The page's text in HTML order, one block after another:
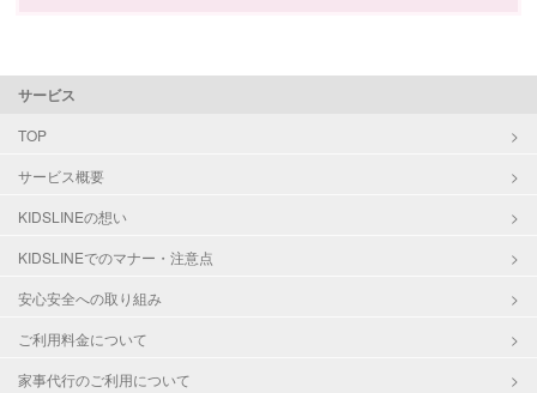
サービス
TOP
サービス概要
KIDSLINEの想い
KIDSLINEでのマナー・注意点
安心安全への取り組み
ご利用料金について
家事代行のご利用について